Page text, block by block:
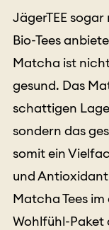
JägerTEE
Bio-Tees
Matcha ist
gesund. Das
schattigen
sondern das
somit ein
und
Matcha Tees
Wohlfühl-Paket